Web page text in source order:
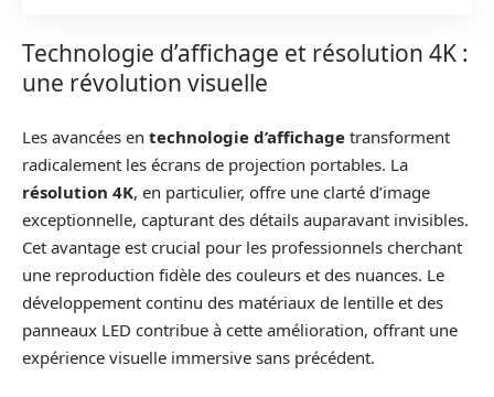
Technologie d’affichage et résolution 4K :
une révolution visuelle
Les avancées en technologie d’affichage transforment
radicalement les écrans de projection portables. La
résolution 4K, en particulier, offre une clarté d’image
exceptionnelle, capturant des détails auparavant invisibles.
Cet avantage est crucial pour les professionnels cherchant
une reproduction fidèle des couleurs et des nuances. Le
développement continu des matériaux de lentille et des
panneaux LED contribue à cette amélioration, offrant une
expérience visuelle immersive sans précédent.